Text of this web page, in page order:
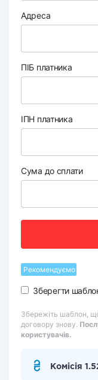
Адреса
ПІБ платника
ІПН платника
Сума до сплати
Рекомендуємо
Зберегти
Збережіть шаблон,
договору знову.
користувачів.
Комісія